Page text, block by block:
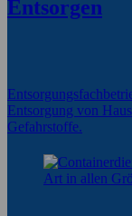
Entsorgen
Entsorgung von
Gefahrstoffe.